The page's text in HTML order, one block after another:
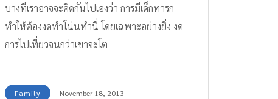
บางทีเราอาจจะคิดกันไปเองว่า การมีเด็กทารก
ทำให้ต้องงดทำโน่นทำนี่ โดยเฉพาะอย่างยิ่ง งด
การไปเที่ยวจนกว่าเขาจะโต
Family November 18, 2013